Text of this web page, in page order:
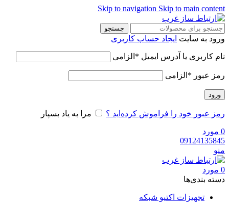
Skip to navigation Skip to main content
جستجو
ورود به سایت ایجاد حساب کاربری
نام کاربری یا آدرس ایمیل * الزامی
رمز عبور * الزامی
ورود
رمز عبور خود را فراموش کرده‌اید ؟ مرا به یاد بسپار
0 مورد
09124135845
منو
0 مورد
دسته‌ بندی‌ها
تجهیزات اکتیو شبکه